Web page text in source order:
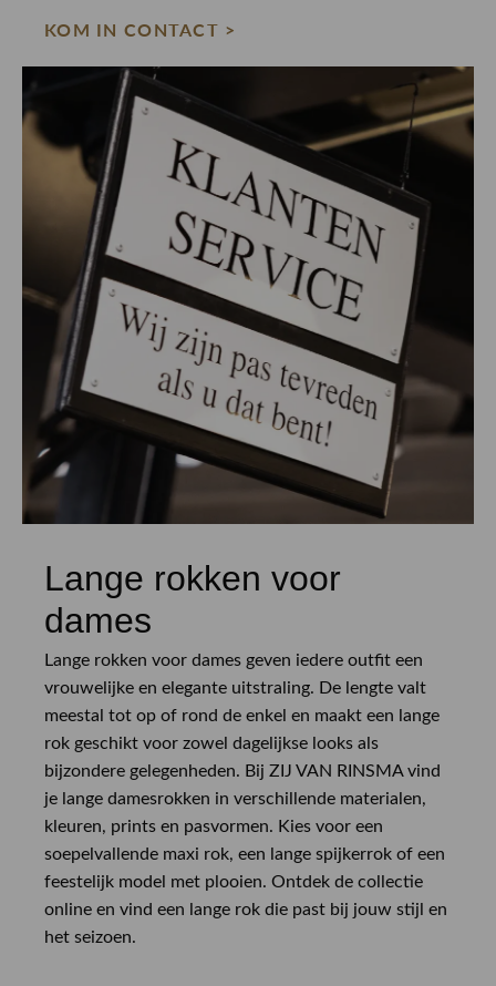
KOM IN CONTACT >
Lange rokken voor
dames
Lange rokken voor dames geven iedere outfit een
vrouwelijke en elegante uitstraling. De lengte valt
meestal tot op of rond de enkel en maakt een lange
rok geschikt voor zowel dagelijkse looks als
bijzondere gelegenheden. Bij ZIJ VAN RINSMA vind
je lange damesrokken in verschillende materialen,
kleuren, prints en pasvormen. Kies voor een
soepelvallende maxi rok, een lange spijkerrok of een
feestelijk model met plooien. Ontdek de collectie
online en vind een lange rok die past bij jouw stijl en
het seizoen.